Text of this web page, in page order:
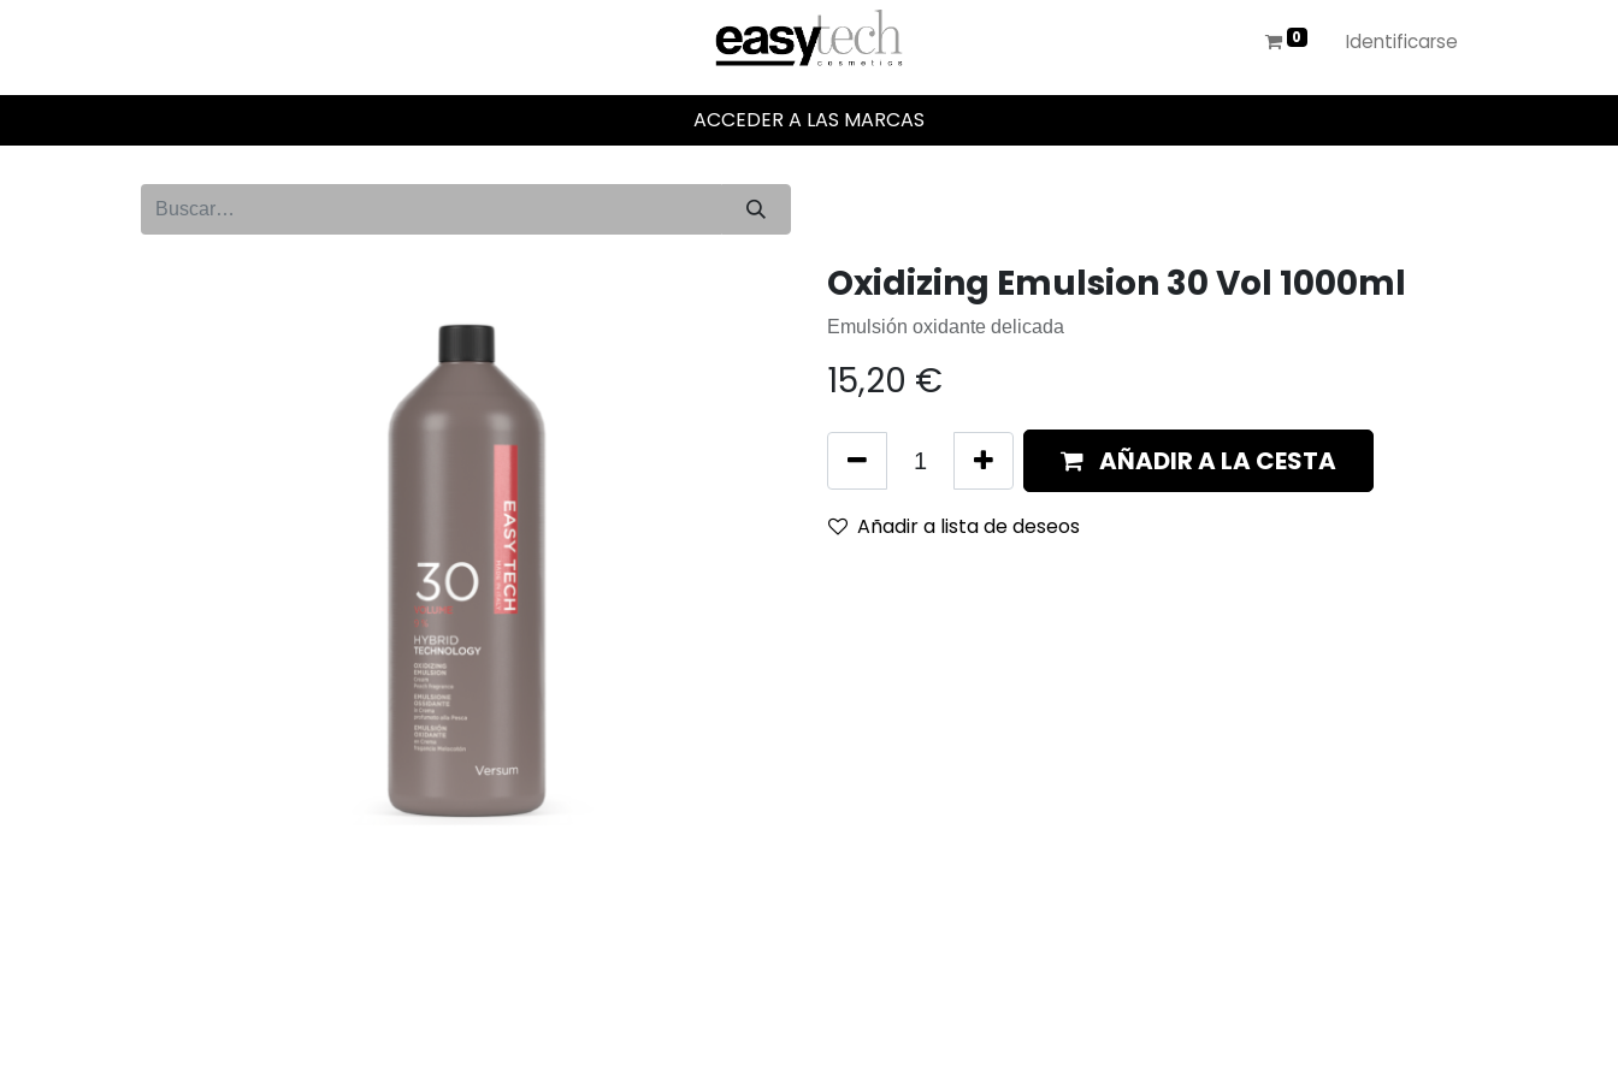
Identificarse
ACCEDER A LAS MARCAS
Oxidizing Emulsion 30 Vol 1000ml
Emulsión oxidante delicada
15,20 €
AÑADIR A LA CESTA
Añadir a lista de deseos